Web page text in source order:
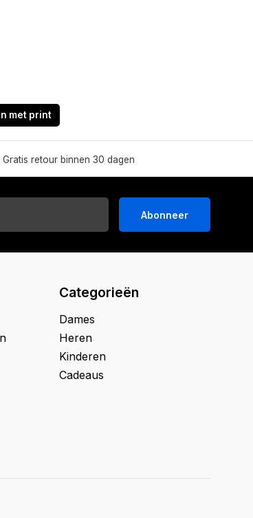
met print
Gratis retour binnen 30 dagen
Abonneer
Categorieën
Dames
Heren
Kinderen
Cadeaus